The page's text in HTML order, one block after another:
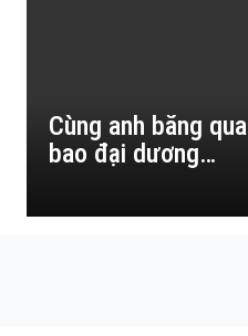
Cùng anh băng qua
bao đại dương…